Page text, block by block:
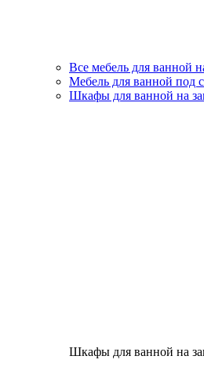
Все мебель для ванной
Мебель для ванной под
Шкафы для ванной на
Шкафы для ванной на